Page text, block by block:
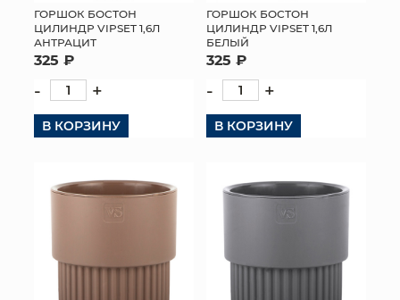
ГОРШОК БОСТОН
ЦИЛИНДР VIPSET 1,6Л
АНТРАЦИТ
325 ₽
- +
В КОРЗИНУ
ГОРШОК БОСТОН
ЦИЛИНДР VIPSET 1,6Л
БЕЛЫЙ
325 ₽
- +
В КОРЗИНУ